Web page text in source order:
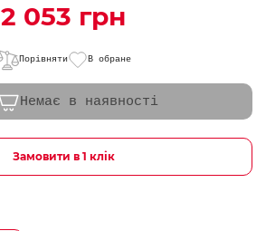
2 053 грн
Порівняти В обране
Немає в наявності
Замовити в 1 клік